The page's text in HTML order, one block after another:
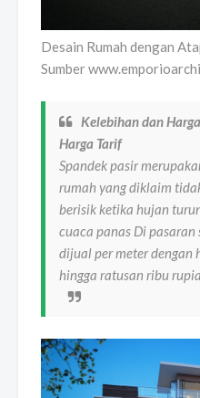
Desain Rumah dengan
Sumber
Kelebihan dan
Harga Tarif
Spandek pasir
rumah yang diklaim
berisik ketika hujan
cuaca panas Di
dijual per meter dengan
hingga ratusan ribu